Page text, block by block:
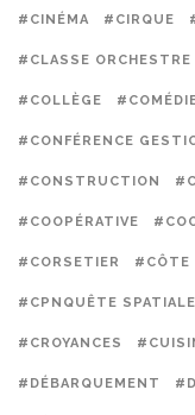
#CINÉMA #CIRQUE
#CLASSE ORCHESTRE
#COLLÈGE
#CONFÉRENCE
#CONSTRUCTION
#COOPÉRATIVE
#CORSETIER #CÔTE
#CPNQUÊTE SPATIALE
#CROYANCES
#DÉBARQUEMENT